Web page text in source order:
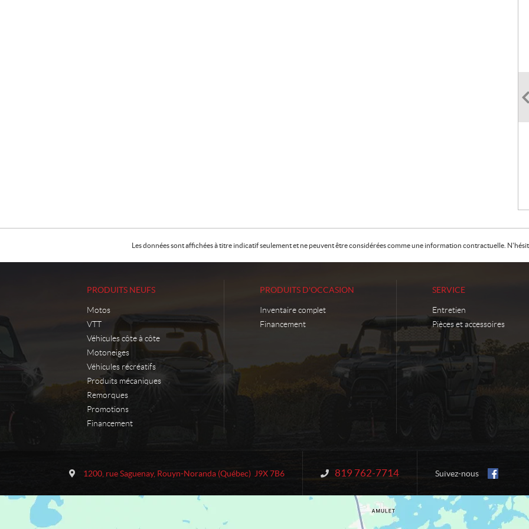
Les données sont affichées à titre indicatif seulement et ne peuvent être considérées comme une information contractuelle.
PRODUITS NEUFS
Motos
VTT
Véhicules côte à côte
Motoneiges
Véhicules récréatifs
Produits mécaniques
Remorques
Promotions
Financement
PRODUITS D'OCCASION
Inventaire complet
Financement
SERVICE
Entretien
Pièces et accessoires
t
a
c
o
S
p
1200, rue Saguenay, Rouyn-Noranda (Québec) J9X 7B6 Information :
819 762-7714 Suivez-nous